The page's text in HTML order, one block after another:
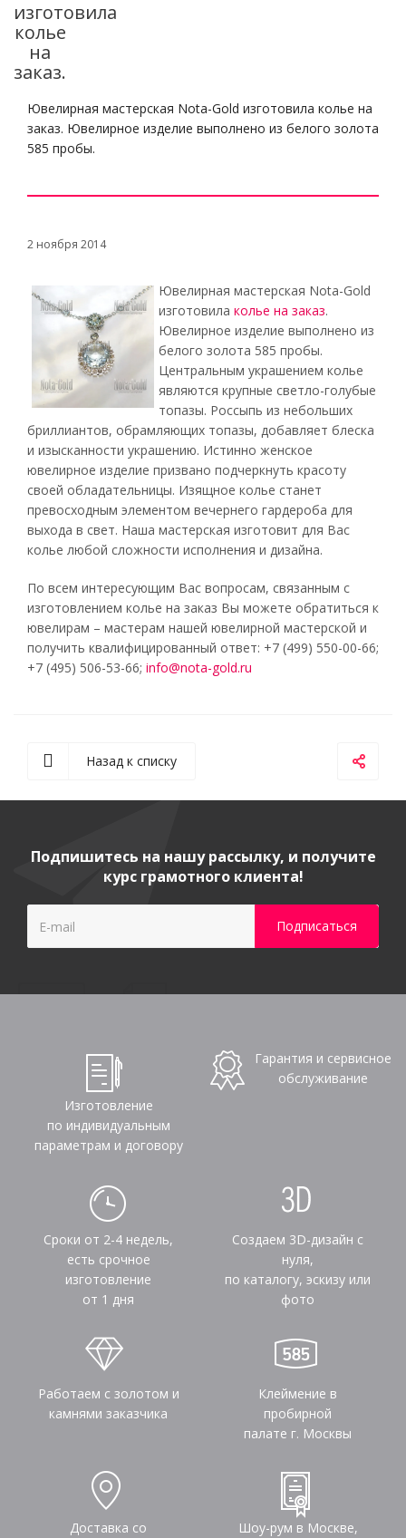
изготовила
колье
на
заказ.
Ювелирная мастерская Nota-Gold изготовила колье на
заказ. Ювелирное изделие выполнено из белого золота
585 пробы.
2 ноября 2014
Ювелирная мастерская Nota-Gold
изготовила колье на заказ.
Ювелирное изделие выполнено из
белого золота 585 пробы.
Центральным украшением колье
являются крупные светло-голубые
топазы. Россыпь из небольших
бриллиантов, обрамляющих топазы, добавляет блеска
и изысканности украшению. Истинно женское
ювелирное изделие призвано подчеркнуть красоту
своей обладательницы. Изящное колье станет
превосходным элементом вечернего гардероба для
выхода в свет. Наша мастерская изготовит для Вас
колье любой сложности исполнения и дизайна.
По всем интересующим Вас вопросам, связанным с
изготовлением колье на заказ Вы можете обратиться к
ювелирам – мастерам нашей ювелирной мастерской и
получить квалифицированный ответ: +7 (499) 550-00-66;
+7 (495) 506-53-66; info@nota-gold.ru
Назад к списку
Подпишитесь на нашу рассылку, и получите
курс грамотного клиента!
Изготовление
по индивидуальным
параметрам и договору
Гарантия и сервисное
обслуживание
Сроки от 2-4 недель,
есть срочное
изготовление
от 1 дня
Создаем 3D-дизайн с
нуля,
по каталогу, эскизу или
фото
Работаем с золотом и
камнями заказчика
Клеймение в
пробирной
палате г. Москвы
Доставка со
Шоу-рум в Москве,